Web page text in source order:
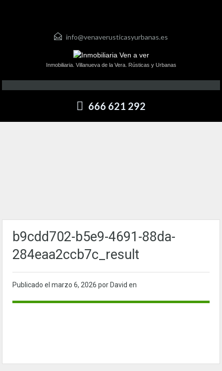
info@venaverusticasyurbanas.es
Inmobiliaria. Villanueva de la Vera. Rústicas y Urbanas
666 621 292
b9cdd702-b5e9-4691-88da-
284eaa2ccb7c_result
Publicado el marzo 6, 2026 por David en